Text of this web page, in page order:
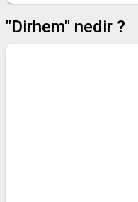
"Dirhem" nedir ?